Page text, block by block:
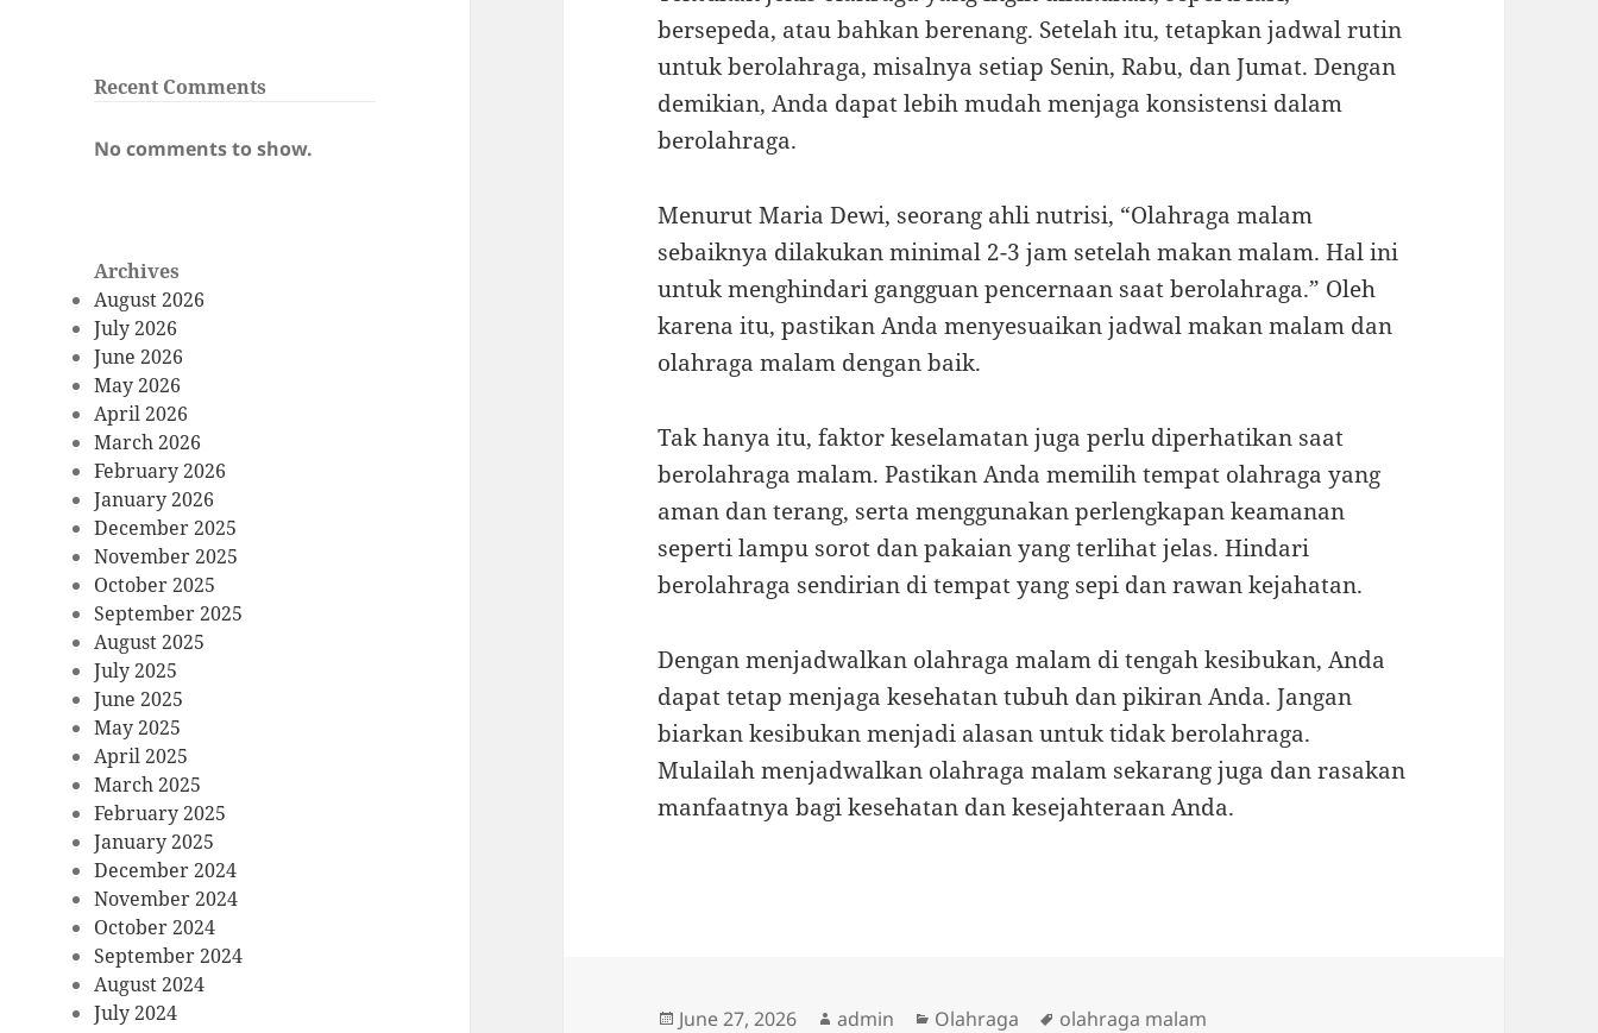
Recent Comments
No comments to show.
Archives
August 2026
July 2026
June 2026
May 2026
April 2026
March 2026
February 2026
January 2026
December 2025
November 2025
October 2025
September 2025
August 2025
July 2025
June 2025
May 2025
April 2025
March 2025
February 2025
January 2025
December 2024
November 2024
October 2024
September 2024
August 2024
July 2024
bersepeda, atau bahkan berenang. Setelah itu, tetapkan jadwal rutin
untuk berolahraga, misalnya setiap Senin, Rabu, dan Jumat. Dengan
demikian, Anda dapat lebih mudah menjaga konsistensi dalam
berolahraga.
Menurut Maria Dewi, seorang ahli nutrisi, “Olahraga malam
sebaiknya dilakukan minimal 2-3 jam setelah makan malam. Hal ini
untuk menghindari gangguan pencernaan saat berolahraga.” Oleh
karena itu, pastikan Anda menyesuaikan jadwal makan malam dan
olahraga malam dengan baik.
Tak hanya itu, faktor keselamatan juga perlu diperhatikan saat
berolahraga malam. Pastikan Anda memilih tempat olahraga yang
aman dan terang, serta menggunakan perlengkapan keamanan
seperti lampu sorot dan pakaian yang terlihat jelas. Hindari
berolahraga sendirian di tempat yang sepi dan rawan kejahatan.
Dengan menjadwalkan olahraga malam di tengah kesibukan, Anda
dapat tetap menjaga kesehatan tubuh dan pikiran Anda. Jangan
biarkan kesibukan menjadi alasan untuk tidak berolahraga.
Mulailah menjadwalkan olahraga malam sekarang juga dan rasakan
manfaatnya bagi kesehatan dan kesejahteraan Anda.
Posted
June 27, 2026 Author
admin Categories
Olahraga Tags
olahraga malam